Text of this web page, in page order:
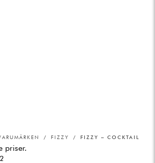
/ FIZZY / FIZZY – COCKTAIL
priser.